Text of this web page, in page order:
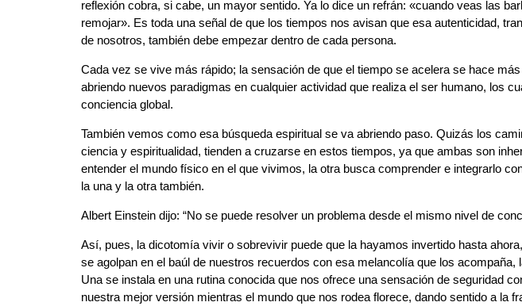
reflexión cobra, si cabe, un mayor sentido. Ya lo dice un refrán: «cuando veas las
remojar». Es toda una señal de que los tiempos nos avisan que esa autenticidad,
de nosotros, también debe empezar dentro de cada persona.
Cada vez se vive más rápido; la sensación de que el tiempo se acelera se hace
abriendo nuevos paradigmas en cualquier actividad que realiza el ser humano, los
conciencia global.
También vemos como esa búsqueda espiritual se va abriendo paso. Quizás los
ciencia y espiritualidad, tienden a cruzarse en estos tiempos, ya que ambas son
entender el mundo físico en el que vivimos, la otra busca comprender e integrarlo
la una y la otra también.
Albert Einstein dijo: “No se puede resolver un problema desde el mismo nivel de
Así, pues, la dicotomía vivir o sobrevivir puede que la hayamos invertido hasta
se agolpan en el baúl de nuestros recuerdos con esa melancolía que los
Una se instala en una rutina conocida que nos ofrece una sensación de seguridad
nuestra mejor versión mientras el mundo que nos rodea florece, dando sentido a la